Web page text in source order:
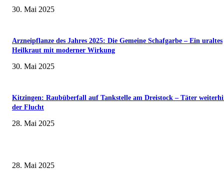
30. Mai 2025
Arzneipflanze des Jahres 2025: Die Gemeine Schafgarbe – Ein uraltes
Heilkraut mit moderner Wirkung
30. Mai 2025
Kitzingen: Raubüberfall auf Tankstelle am Dreistock – Täter
der Flucht
28. Mai 2025
28. Mai 2025